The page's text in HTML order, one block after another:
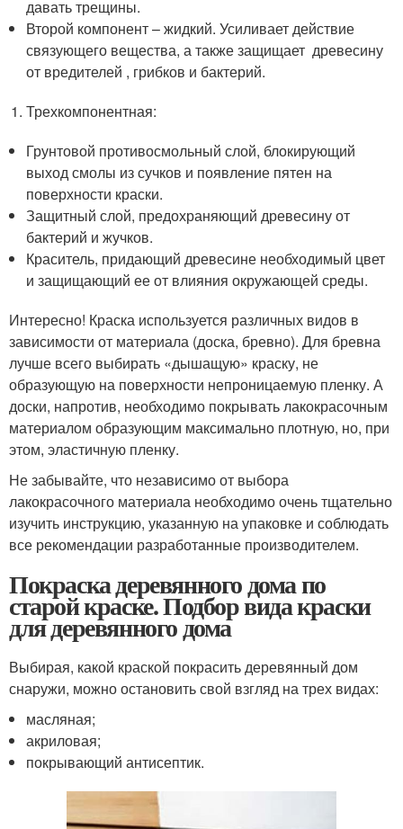
давать трещины.
Второй компонент – жидкий. Усиливает действие
связующего вещества, а также защищает древесину
от вредителей , грибков и бактерий.
Трехкомпонентная:
Грунтовой противосмольный слой, блокирующий
выход смолы из сучков и появление пятен на
поверхности краски.
Защитный слой, предохраняющий древесину от
бактерий и жучков.
Краситель, придающий древесине необходимый цвет
и защищающий ее от влияния окружающей среды.
Интересно! Краска используется различных видов в
зависимости от материала (доска, бревно). Для бревна
лучше всего выбирать «дышащую» краску, не
образующую на поверхности непроницаемую пленку. А
доски, напротив, необходимо покрывать лакокрасочным
материалом образующим максимально плотную, но, при
этом, эластичную пленку.
Не забывайте, что независимо от выбора
лакокрасочного материала необходимо очень тщательно
изучить инструкцию, указанную на упаковке и соблюдать
все рекомендации разработанные производителем.
Покраска деревянного дома по
старой краске. Подбор вида краски
для деревянного дома
Выбирая, какой краской покрасить деревянный дом
снаружи, можно остановить свой взгляд на трех видах:
масляная;
акриловая;
покрывающий антисептик.